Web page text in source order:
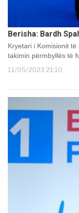
Berisha: Bardh
Kryetari i Komisionit
takimin përmbyllës të
11/05/2023 21:10